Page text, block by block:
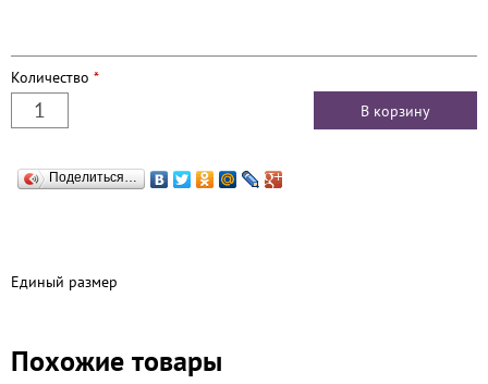
Количество *
Поделиться…
Единый размер
Похожие товары